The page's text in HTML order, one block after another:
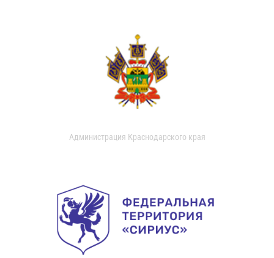
Администрация Краснодарского края